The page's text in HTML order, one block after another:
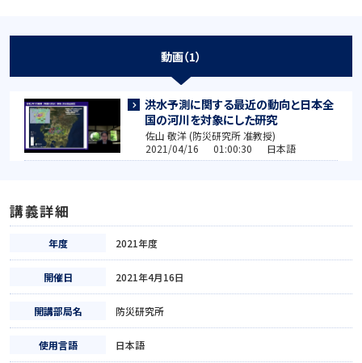
動画（1）
洪水予測に関する最近の動向と日本全
国の河川を対象にした研究
佐山 敬洋 (防災研究所 准教授)
2021/04/16 01:00:30 日本語
講義詳細
年度 2021年度
開催日 2021年4月16日
開講部局名 防災研究所
使用言語 日本語